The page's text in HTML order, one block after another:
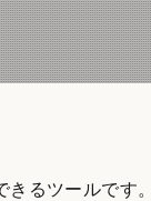
きるツールです